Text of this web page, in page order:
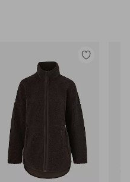
Lägg
favoriter